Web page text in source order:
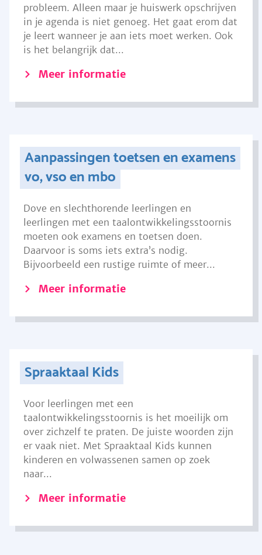
probleem. Alleen maar je huiswerk opschrijven
in je agenda is niet genoeg. Het gaat erom dat
je leert wanneer je aan iets moet werken. Ook
is het belangrijk dat...
Meer informatie
Aanpassingen toetsen en examens
vo, vso en mbo
Dove en slechthorende leerlingen en
leerlingen met een taalontwikkelingsstoornis
moeten ook examens en toetsen doen.
Daarvoor is soms iets extra’s nodig.
Bijvoorbeeld een rustige ruimte of meer...
Meer informatie
Spraaktaal Kids
Voor leerlingen met een
taalontwikkelingsstoornis is het moeilijk om
over zichzelf te praten. De juiste woorden zijn
er vaak niet. Met Spraaktaal Kids kunnen
kinderen en volwassenen samen op zoek
naar...
Meer informatie